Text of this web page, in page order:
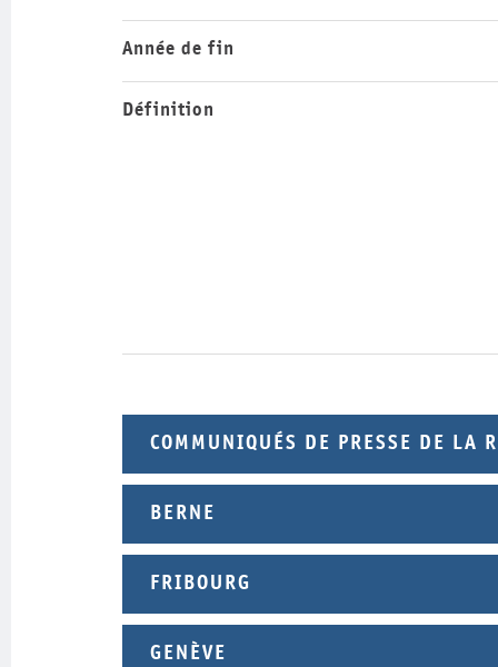
Année de fin
Définition
COMMUNIQUÉS DE PRESSE DE LA
BERNE
FRIBOURG
GENÈVE